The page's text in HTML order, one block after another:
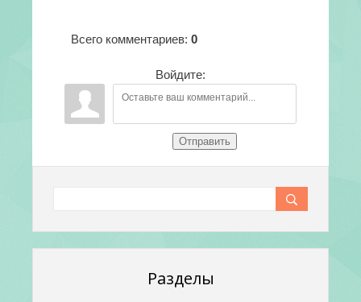
Всего комментариев: 0
Войдите:
Отправить
Разделы